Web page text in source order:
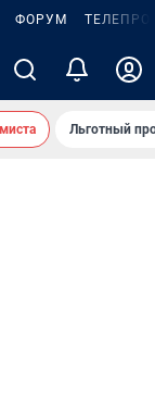
ФОРУМ
Льготный